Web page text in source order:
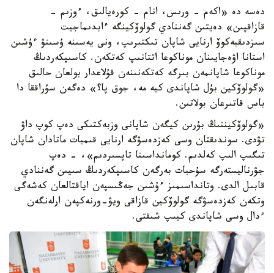
دەسە دە «اكەم - ورىس، انام - كورەيالىق، ءوزىم -
قازاقپىن» دەيتىن گەننادي گولوۆكينگە ءابدىماجيت
سىزدىقبەكوۆ ارنايى شاپان تىكتىرىپ، ونى يەسىنە ۇسىنۋ ءۇشىن
استانا اۋەجايىنان موناكوعا اتتانىپ كەتكەن. كاسىپكەردىڭ
موناكوعا شاپانمەن بىرگە كەتكەنىنەن قۇلاعدار بولعان حالىق
«گولوۆكين بۇل شاپاندى كيە مە، جوق پا؟» دەگەن سۇراققا دا
باس قاتىرعان بولاتىن.
«گولوۆكيننىڭ بۇرىن كيگەن شاپانى وزبەكتىكى دەپ كوپ داۋ
تۋدى. سوندىقتان وسى كەزدەسۋگە ارنايى قىمبات ماتادان شاپان
تىگىپ الىپ كەلدىم. كومانداسىنا تاپسىردىم»، - دەپ
جۋرناليستەرگە سۇحبات بەرگەن كاسىپكەردىڭ سىيىن گەننادي
قابىل الدى. وتانداسىمىز ءۇشىن جەڭىسپەن اياقتالعان كەشەگى
وتكەن كەزدەسۋگە گولوۆكين قازاقى ويۋ-ورنەكپەن ارلەنگەن
ءدال وسى شاپاندى كيىپ شىقتى.